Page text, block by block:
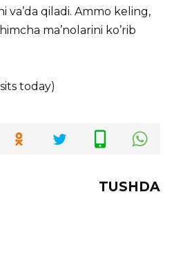
va’da qiladi. Ammo keling,
ma’nolarini ko’rib
today)
TUSHDA